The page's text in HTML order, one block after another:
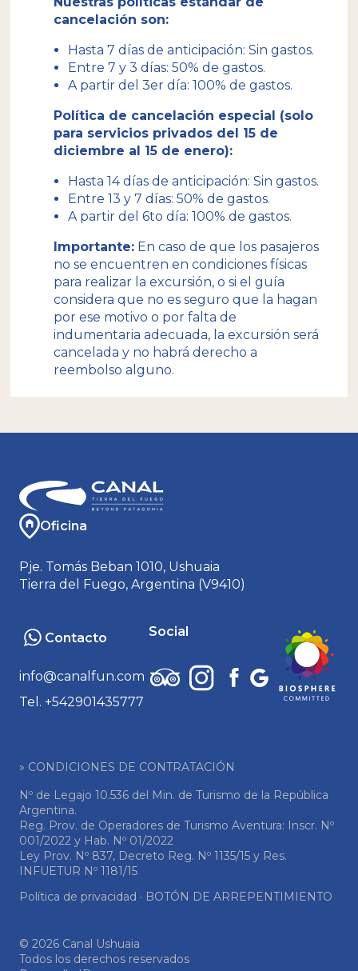
cancelación son:
Hasta 7 días de anticipación: Sin gastos.
Entre 7 y 3 días: 50% de gastos.
A partir del 3er día: 100% de gastos.
Política de cancelación especial (solo
para servicios privados del 15 de
diciembre al 15 de enero):
Hasta 14 días de anticipación: Sin gastos.
Entre 13 y 7 días: 50% de gastos.
A partir del 6to día: 100% de gastos.
Importante: En caso de que los pasajeros
no se encuentren en condiciones físicas
para realizar la excursión, o si el guía
considera que no es seguro que la hagan
por ese motivo o por falta de
indumentaria adecuada, la excursión será
cancelada y no habrá derecho a
reembolso alguno.
Oficina
Pje. Tomás Beban 1010, Ushuaia
Tierra del Fuego, Argentina (V9410)
Contacto
info@canalfun.com
Tel. +542901435777
Social
» CONDICIONES DE CONTRATACIÓN
Nº de Legajo 10.536 del Min. de Turismo de la República
Argentina.
Reg. Prov. de Operadores de Turismo Aventura: Inscr. Nº
001/2022 y Hab. Nº 01/2022
Ley Prov. Nº 837, Decreto Reg. Nº 1135/15 y Res.
INFUETUR Nº 1181/15
Política de privacidad · BOTÓN DE ARREPENTIMIENTO
© 2026 Canal Ushuaia
Todos los derechos reservados